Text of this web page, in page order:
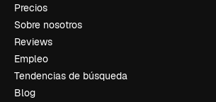
Precios
Sobre nosotros
Reviews
Empleo
Tendencias de búsqueda
Blog